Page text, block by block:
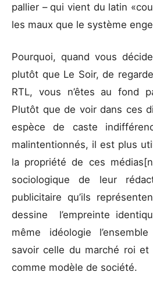
pallier – qui vient du latin
les maux que le système
Pourquoi, quand vous
plutôt que Le Soir, de
RTL, vous n’êtes au fond
Plutôt que de voir dans ces
espèce de caste
malintentionnés, il est plus
la propriété de ces
sociologique de leur
publicitaire qu’ils
dessine l’empreinte
même idéologie
savoir celle du marché roi et
comme modèle de société.